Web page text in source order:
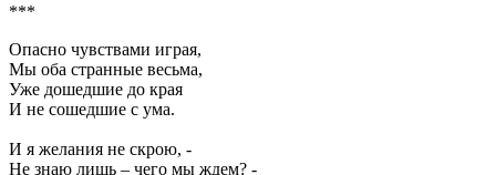
***
Опасно чувствами играя,
Мы оба странные весьма,
Уже дошедшие до края
И не сошедшие с ума.
И я желания не скрою, -
Не знаю лишь – чего мы ждем? -